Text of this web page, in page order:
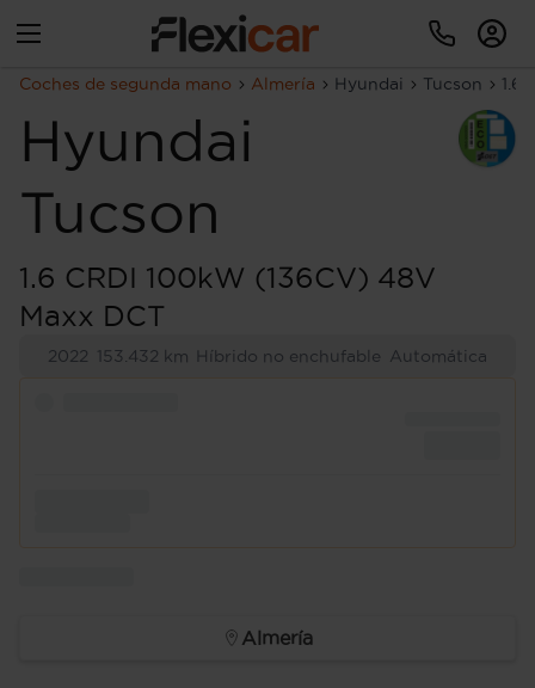
Coches de segunda mano Almería Hyundai Tucson 1.6
Hyundai
Tucson
1.6 CRDI 100kW (136CV) 48V
Maxx DCT
2022 153.432 km Híbrido no enchufable Automática
Almería